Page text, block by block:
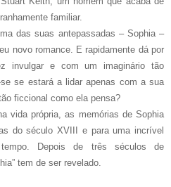
familiar.
das suas antepassadas – Sophia –
novo romance. E rapidamente dá por
invulgar e com um imaginário tão
se estará a lidar apenas com a sua
ficcional como ela pensa?
vida própria, as memórias de Sophia
do século XVIII e para uma incrível
Depois de três séculos de
tem de ser revelado.